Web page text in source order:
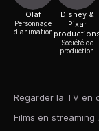
Regarder la TV en
Films en streaming
Olaf
Personnage
d'animation
Disney &
Pixar
Société de
production